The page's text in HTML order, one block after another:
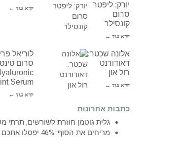
קרא עוד ←
יורק: ליפטר
סרום
קונסילר
קרא עוד ←
לוריאל
סרום טינט
Serum
קרא עוד ←
אלונה שכטר:
דאודורנט
רול און
קרא עוד ←
כתבות אחרונות
גלית גוטמן חוזרת לשורשים, תרתי
מריחים את הסוף: 46%